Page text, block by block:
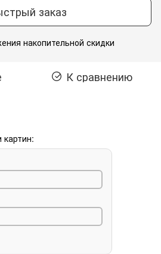
заказ
накопительной скидки
К сравнению
картин: